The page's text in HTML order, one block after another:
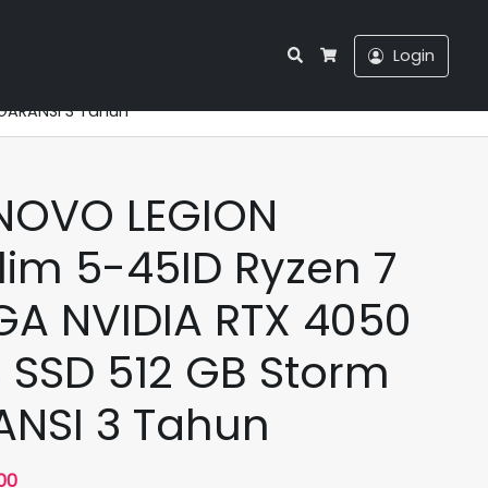
Search
Cart
Login
3 Tahun
LEGION
5-45ID Ryzen 7
NVIDIA RTX 4050
SSD 512 GB Storm
3 Tahun
Harga